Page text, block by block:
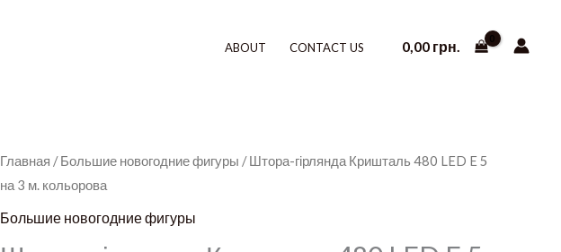
ABOUT CONTACT US 0,00 грн.
Главная /Большие новогодние фигуры / Штора-гірлянда Кришталь 480 LED E 5
на 3 м. кольорова
Большие новогодние фигуры